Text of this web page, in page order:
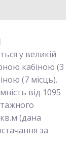
у великій
кабіною (3
(7 місць).
від 1095
(дана
за